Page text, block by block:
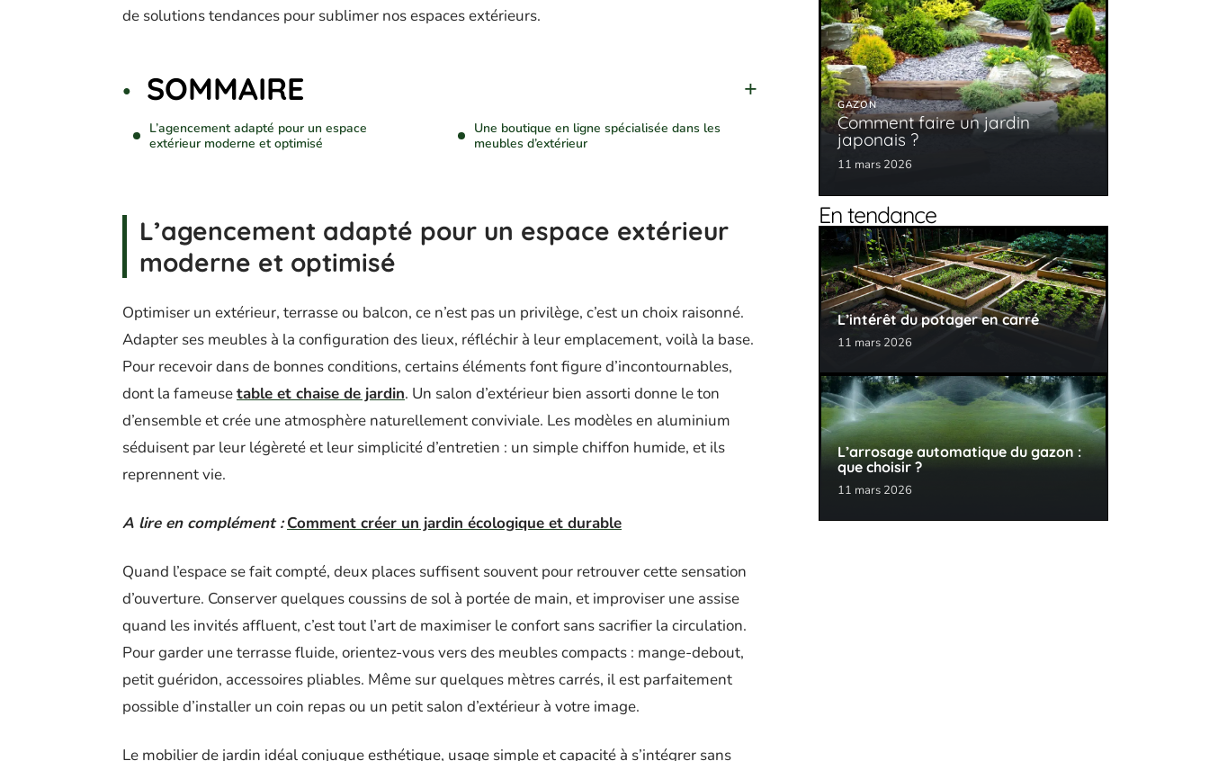
de solutions tendances pour sublimer nos espaces extérieurs.
SOMMAIRE
L’agencement adapté pour un espace
extérieur moderne et optimisé
Une boutique en ligne spécialisée dans les
meubles d’extérieur
L’agencement adapté pour un espace extérieur
moderne et optimisé
Optimiser un extérieur, terrasse ou balcon, ce n’est pas un privilège, c’est un choix raisonné.
Adapter ses meubles à la configuration des lieux, réfléchir à leur emplacement, voilà la base.
Pour recevoir dans de bonnes conditions, certains éléments font figure d’incontournables,
dont la fameusetable et chaise de jardin. Un salon d’extérieur bien assorti donne le ton
d’ensemble et crée une atmosphère naturellement conviviale. Les modèles en aluminium
séduisent par leur légèreté et leur simplicité d’entretien : un simple chiffon humide, et ils
reprennent vie.
A lire en complément : Comment créer un jardin écologique et durable
Quand l’espace se fait compté, deux places suffisent souvent pour retrouver cette sensation
d’ouverture. Conserver quelques coussins de sol à portée de main, et improviser une assise
quand les invités affluent, c’est tout l’art de maximiser le confort sans sacrifier la circulation.
Pour garder une terrasse fluide, orientez-vous vers des meubles compacts : mange-debout,
petit guéridon, accessoires pliables. Même sur quelques mètres carrés, il est parfaitement
possible d’installer un coin repas ou un petit salon d’extérieur à votre image.
Le mobilier de jardin idéal conjugue esthétique, usage simple et capacité à s’intégrer sans
GAZON
Comment faire un jardin
japonais ?
11 mars 2026
En tendance
L’intérêt du potager en carré
11 mars 2026
L’arrosage automatique du gazon :
que choisir ?
11 mars 2026